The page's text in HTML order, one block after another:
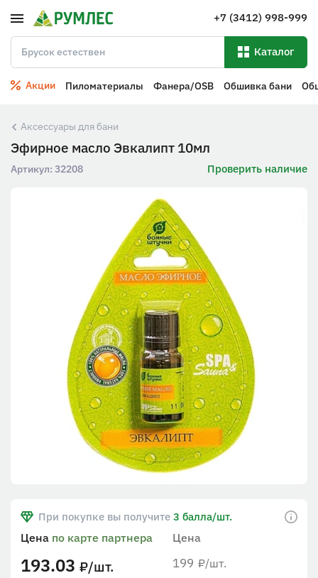
+7 (3412) 998-999
Каталог
Акции Пиломатериалы Фанера/OSB Обшивка бани
Аксессуары для бани
Эфирное масло Эвкалипт 10мл
Артикул: 32208 Проверить наличие
При покупке вы получите 3 балла/шт.
Цена
199 ₽/шт.
Цена по карте партнера
193.03 ₽/шт.